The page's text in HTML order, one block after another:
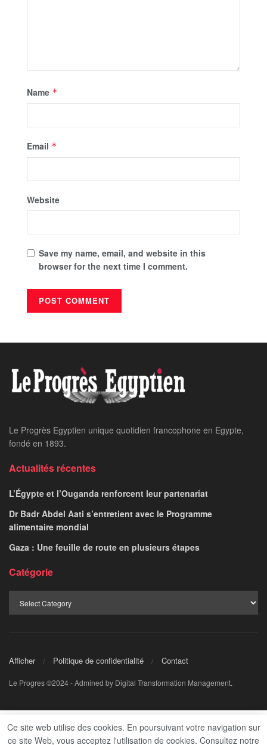
Name *
Email *
Website
Save my name, email, and website in this
browser for the next time I comment.
Le Progrès Egyptien unique quotidien francophone en Egypte,
fondé en 1893.
Actualités récentes
L’Égypte et l’Ouganda renforcent leur partenariat
Dr Badr Abdel Aati s’entretient avec le Programme
alimentaire mondial
Gaza : Une feuille de route en plusieurs étapes
Catégorie
Afficher Politique de confidentialité Contact
Le Progres ©2024 - Admined by Digital Transformation Management.
Ce site web utilise des cookies. En poursuivant votre navigation sur
ce site Web, vous acceptez l'utilisation de cookies. Consultez notre